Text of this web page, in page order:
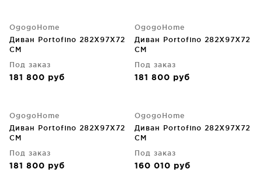
OgogoHome
Диван Portofino 282X97X72
CM
Под заказ
181 800 руб
OgogoHome
Диван Portofino 282X97X72
CM
Под заказ
181 800 руб
OgogoHome
Диван Portofino 282X97X72
CM
Под заказ
181 800 руб
OgogoHome
Диван Portofino 282X97X72
CM
Под заказ
160 010 руб